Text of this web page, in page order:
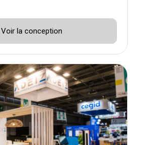
Voir la conception